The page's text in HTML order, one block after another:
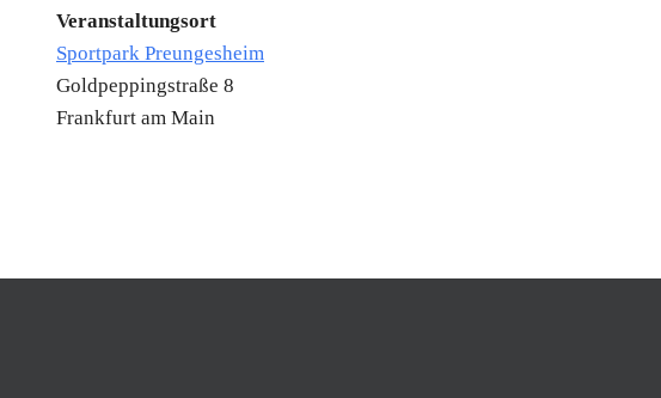
Veranstaltungsort
Sportpark Preungesheim
Goldpeppingstraße 8
Frankfurt am Main